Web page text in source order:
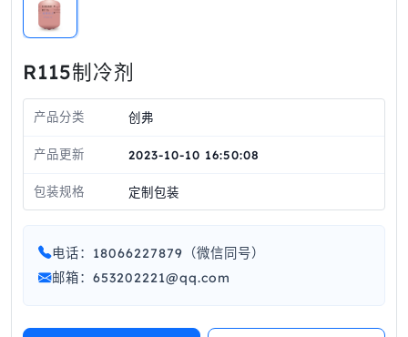
R115制冷剂
产品分类 创弗
产品更新 2023-10-10 16:50:08
包装规格 定制包装
电话：18066227879（微信同号）
邮箱：653202221@qq.com